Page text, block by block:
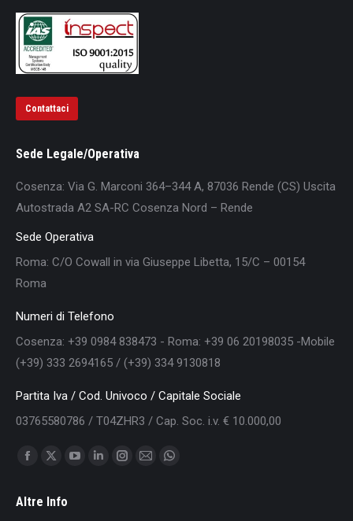
Contattaci
Sede Legale/Operativa
Cosenza: Via G. Marconi 364–344 A, 87036 Rende (CS) Uscita
Autostrada A2 SA-RC Cosenza Nord – Rende
Sede Operativa
Roma: C/O Cowall in via Giuseppe Libetta, 15/C – 00154
Roma
Numeri di Telefono
Cosenza: +39 0984 838473 - Roma: +39 06 20198035 -Mobile
(+39) 333 2694165 / (+39) 334 9130818
Partita Iva / Cod. Univoco / Capitale Sociale
03765580786 / T04ZHR3 / Cap. Soc. i.v. € 10.000,00
Find us on:
Facebook
opens
X
opens
YouTubeLinkedinInstagram
Mail Whatsapp
Altre Info